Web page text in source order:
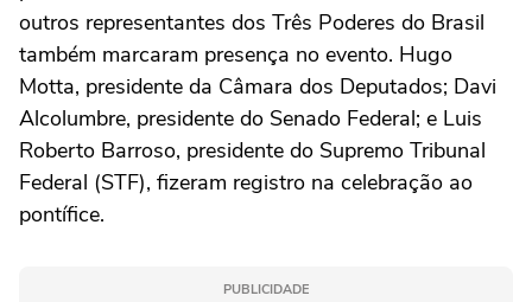
outros representantes dos Três Poderes do Brasil
também marcaram presença no evento. Hugo
Motta, presidente da Câmara dos Deputados; Davi
Alcolumbre, presidente do Senado Federal; e Luis
Roberto Barroso, presidente do Supremo Tribunal
Federal (STF), fizeram registro na celebração ao
pontífice.
PUBLICIDADE